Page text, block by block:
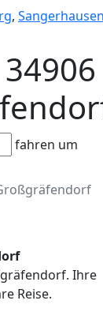
, Sangerhausen
fahren um
Ihre
Reise.